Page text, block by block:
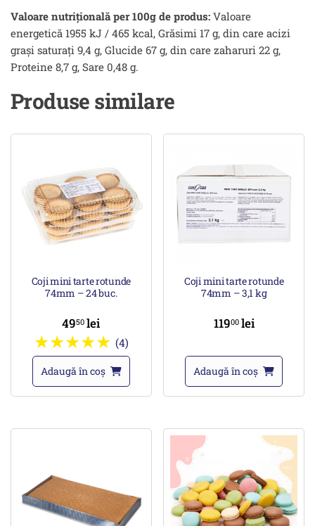
Valoare nutrițională per 100g de produs: Valoare
energetică 1955 kJ / 465 kcal, Grăsimi 17 g, din care acizi
grași saturați 9,4 g, Glucide 67 g, din care zaharuri 22 g,
Proteine 8,7 g, Sare 0,48 g.
Produse similare
Coji mini tarte rotunde
74mm – 24 buc.
4950lei
(4)
Adaugă în coș
Coji mini tarte rotunde
74mm – 3,1 kg
11900 lei
Adaugă în coș